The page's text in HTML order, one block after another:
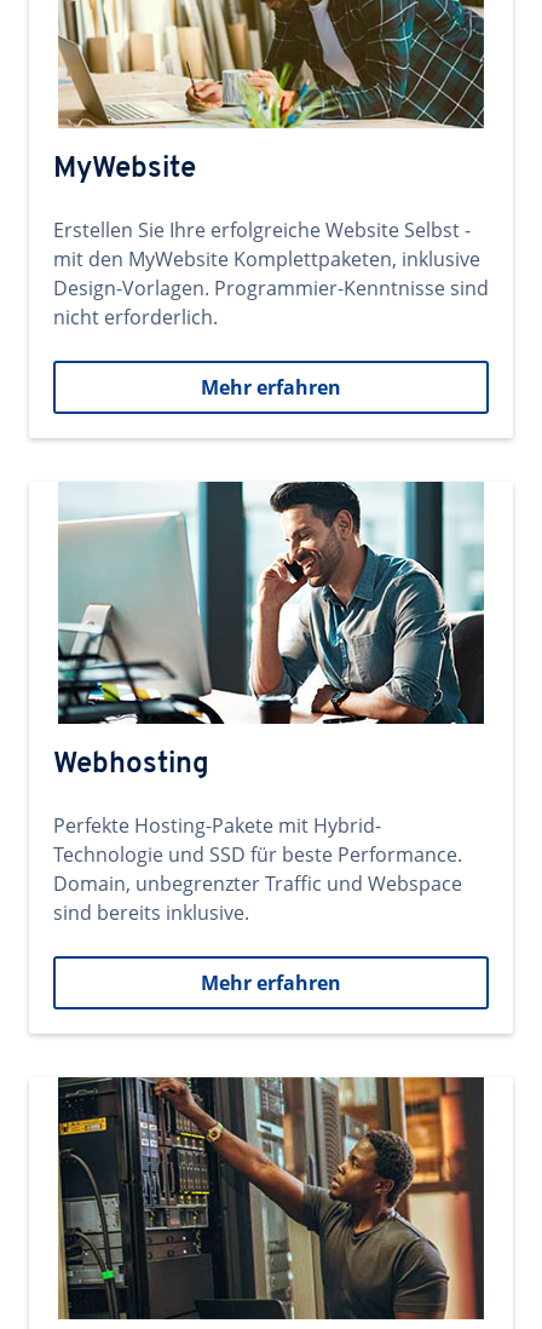
MyWebsite
Erstellen Sie Ihre erfolgreiche Website Selbst -
mit den MyWebsite Komplettpaketen, inklusive
Design-Vorlagen. Programmier-Kenntnisse sind
nicht erforderlich.
Mehr erfahren
Webhosting
Perfekte Hosting-Pakete mit Hybrid-
Technologie und SSD für beste Performance.
Domain, unbegrenzter Traffic und Webspace
sind bereits inklusive.
Mehr erfahren